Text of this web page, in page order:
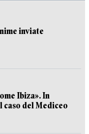
inviate
Ibiza». In
caso del Mediceo